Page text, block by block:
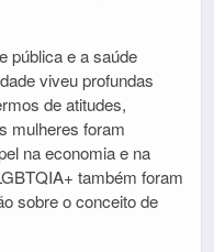
pública e a saúde
viveu profundas
de atitudes,
mulheres foram
na economia e na
também foram
sobre o conceito de